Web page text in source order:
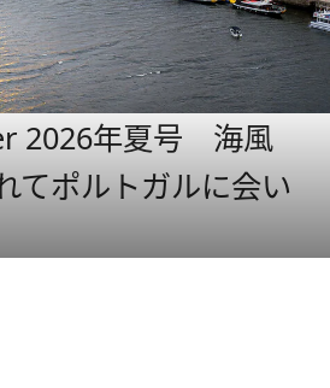
2026年夏号 海風
てポルトガルに会い